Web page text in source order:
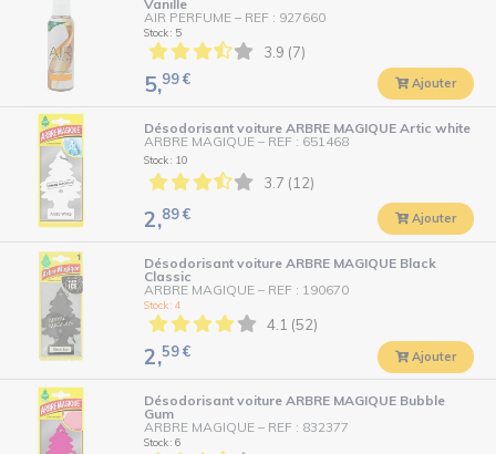
Vanille
AIR PERFUME – REF : 927660
Stock : 5
3.9 (7)
5,99€ Ajouter
Désodorisant voiture ARBRE MAGIQUE Artic white
ARBRE MAGIQUE – REF : 651468
Stock : 10
3.7 (12)
2,89€ Ajouter
Désodorisant voiture ARBRE MAGIQUE Black
Classic
ARBRE MAGIQUE – REF : 190670
Stock : 4
4.1 (52)
2,59€ Ajouter
Désodorisant voiture ARBRE MAGIQUE Bubble
Gum
ARBRE MAGIQUE – REF : 832377
Stock : 6